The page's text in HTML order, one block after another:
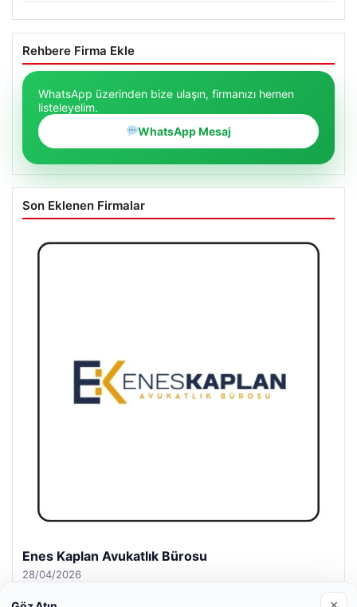
Rehbere Firma Ekle
WhatsApp üzerinden bize ulaşın, firmanızı hemen
listeleyelim.
WhatsApp Mesaj
Son Eklenen Firmalar
Enes Kaplan Avukatlık Bürosu
28/04/2026